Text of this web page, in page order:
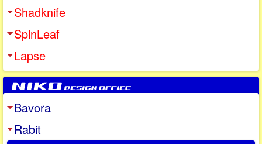
Shadknife
SpinLeaf
Lapse
Bavora
Rabit